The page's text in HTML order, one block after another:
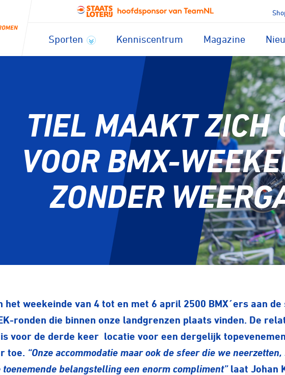
Sporten Kenniscentrum Magazine
TIEL MAAKT ZICH
VOOR BMX-
ZONDER
het weekeinde van 4 tot en met 6 april 2500 BMX´ers aan
ronden die binnen onze landgrenzen plaats vinden. De
voor de derde keer locatie voor een dergelijk
toe. “Onze accommodatie maar ook de sfeer die we
toenemende belangstelling een enorm compliment”laat Johan